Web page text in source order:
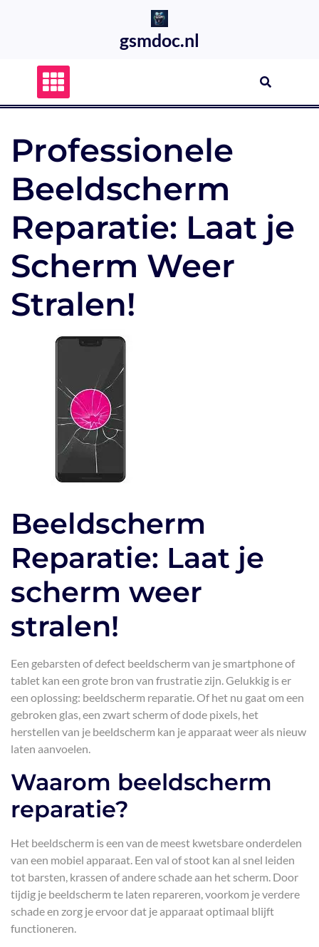
gsmdoc.nl
Professionele
Beeldscherm
Reparatie: Laat je
Scherm Weer
Stralen!
Beeldscherm
Reparatie: Laat je
scherm weer
stralen!
Een gebarsten of defect beeldscherm van je smartphone of
tablet kan een grote bron van frustratie zijn. Gelukkig is er
een oplossing: beeldscherm reparatie. Of het nu gaat om een
gebroken glas, een zwart scherm of dode pixels, het
herstellen van je beeldscherm kan je apparaat weer als nieuw
laten aanvoelen.
Waarom beeldscherm
reparatie?
Het beeldscherm is een van de meest kwetsbare onderdelen
van een mobiel apparaat. Een val of stoot kan al snel leiden
tot barsten, krassen of andere schade aan het scherm. Door
tijdig je beeldscherm te laten repareren, voorkom je verdere
schade en zorg je ervoor dat je apparaat optimaal blijft
functioneren.